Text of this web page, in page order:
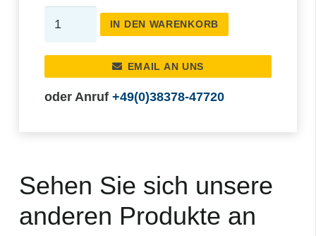
des
Meeres“
–
IN DEN WARENKORB
EMAIL AN UNS
oder Anruf +49(0)38378-47720
Sehen Sie sich unsere
anderen Produkte an